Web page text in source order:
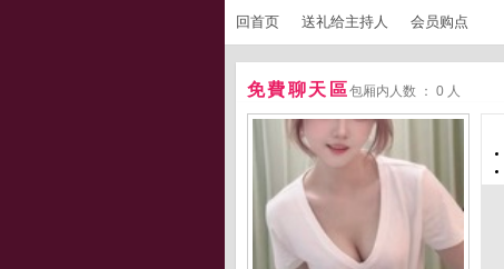
回首页 送礼给主持人 会员购点
免費聊天區包厢内人数 ： 0 人